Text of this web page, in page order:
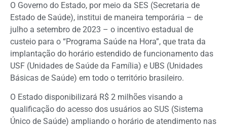
O Governo do Estado, por meio da SES (Secretaria de
Estado de Saúde), institui de maneira temporária – de
julho a setembro de 2023 – o incentivo estadual de
custeio para o “Programa Saúde na Hora”, que trata da
implantação do horário estendido de funcionamento das
USF (Unidades de Saúde da Família) e UBS (Unidades
Básicas de Saúde) em todo o território brasileiro.
O Estado disponibilizará R$ 2 milhões visando a
qualificação do acesso dos usuários ao SUS (Sistema
Único de Saúde) ampliando o horário de atendimento nas